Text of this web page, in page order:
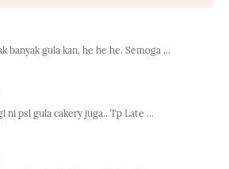
banyak gula kan. he he he. Semoga ...
ni psl gula cakery juga.. Tp Late ...